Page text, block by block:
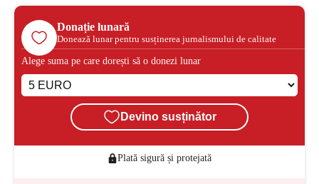
Donație lunară
Donează lunar pentru susținerea jurnalismului de calitate
Alege suma pe care dorești să o donezi lunar
Devino susținător
Plată sigură și protejată